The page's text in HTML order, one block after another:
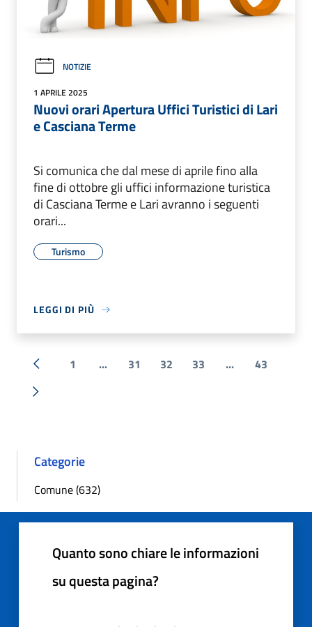
NOTIZIE
1 APRILE 2025
Nuovi orari Apertura Uffici Turistici di Lari
e Casciana Terme
Si comunica che dal mese di aprile fino alla
fine di ottobre gli uffici informazione turistica
di Casciana Terme e Lari avranno i seguenti
orari...
Turismo
LEGGI DI PIÙ
« Precedente
1 ... 31 32 33 ... 43
Successiva »
Categorie
Comune (632)
Quanto sono chiare le informazioni
su questa pagina?